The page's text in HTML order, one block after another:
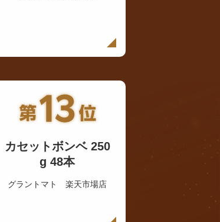
カセットボンベ 250
g 48本
グラントマト 楽天市場店